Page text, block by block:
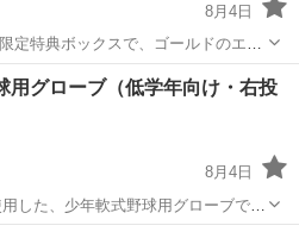
8月4日
定特典ボックスで、ゴールドのエン
念品です。箱のみです。 中身は空で
直接取引可能
サッカー
用グローブ（低学年向け・右投
8月4日
した、少年軟式野球用グローブで